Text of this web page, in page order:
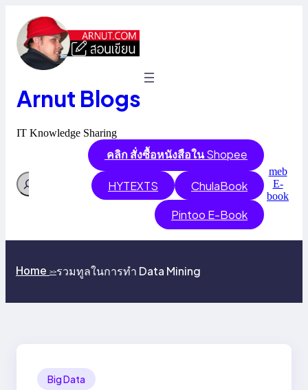
content
Arnut Blogs
IT Knowledge Sharing
Search
คลิก สั่งซื้อหนังสือในShopee
HYTEXTS ChulaBook
Pintoo E-Book
meb
E-
book
Home >>รวมทูลในการทำ Data Mining
Big Data